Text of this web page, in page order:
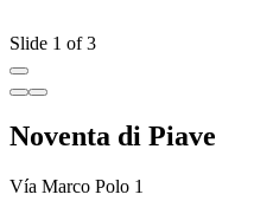
Slide 1 of 3
Noventa di Piave
Vía Marco Polo 1